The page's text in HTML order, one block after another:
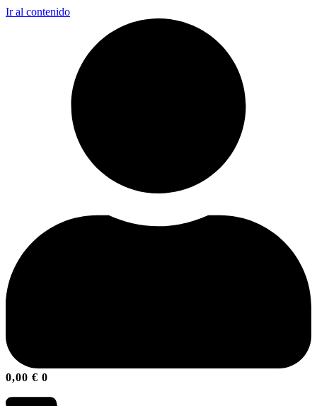
Ir al contenido
0,00 € 0